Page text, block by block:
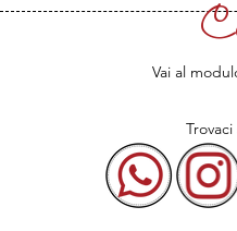
Vai al